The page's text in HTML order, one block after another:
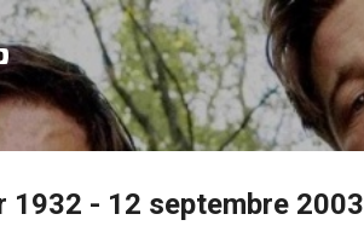
Accéder au contenu principal
1932 - 12 septembre 2003